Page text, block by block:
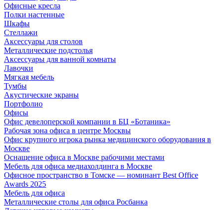
Офисные кресла
Полки настенные
Шкафы
Стеллажи
Аксессуары для столов
Металлические подстолья
Аксессуары для ванной комнаты
Лавочки
Мягкая мебель
Тумбы
Акустические экраны
Портфолио
Офисы
Офис девелоперской компании в БЦ «Ботаника»
Рабочая зона офиса в центре Москвы
Офис крупного игрока рынка медицинского оборудования в
Москве
Оснащение офиса в Москве рабочими местами
Мебель для офиса медиахолдинга в Москве
Офисное пространство в Томске — номинант Best Office
Awards 2025
Мебель для офиса
Металлические столы для офиса Росбанка